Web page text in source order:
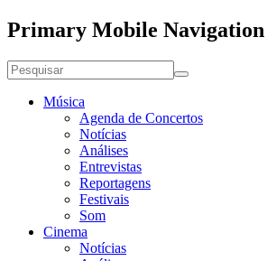
Primary Mobile Navigation
Música
Agenda de Concertos
Notícias
Análises
Entrevistas
Reportagens
Festivais
Som
Cinema
Notícias